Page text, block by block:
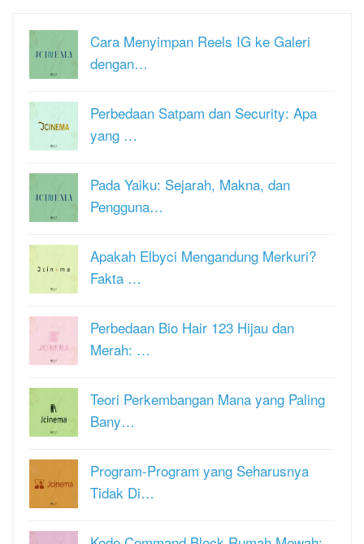
Cara Menyimpan Reels IG ke Galeri
dengan…
Perbedaan Satpam dan Security: Apa
yang …
Pada Yaiku: Sejarah, Makna, dan
Pengguna…
Apakah Elbyci Mengandung Merkuri?
Fakta …
Perbedaan Bio Hair 123 Hijau dan
Merah: …
Teori Perkembangan Mana yang Paling
Bany…
Program-Program yang Seharusnya
Tidak Di…